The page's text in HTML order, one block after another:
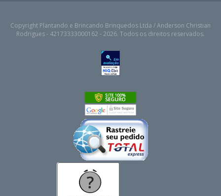
Copyright Plantando e Brincando Brinquedos Ltda / Anderson Christian
Rodrigues - 42173333000162 - 2026. Todos os direitos reservados.